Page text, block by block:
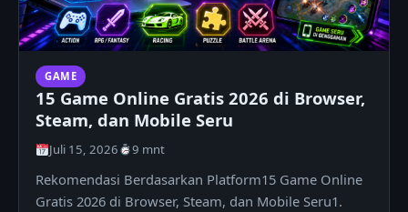
GAME
15 Game Online Gratis 2026 di Browser,
Steam, dan Mobile Seru
Juli 15, 2026 9 mnt
Rekomendasi Berdasarkan Platform15 Game Online
Gratis 2026 di Browser, Steam, dan Mobile Seru1.